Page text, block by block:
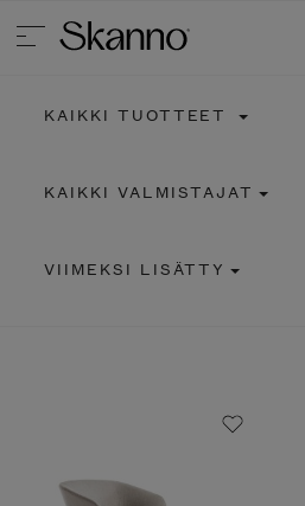
KAIKKI TUOTTEET
KAIKKI VALMISTAJAT
VIIMEKSI LISÄTTY